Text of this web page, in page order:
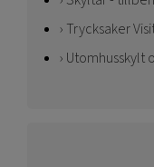
Trycksaker
Utomhusskylt